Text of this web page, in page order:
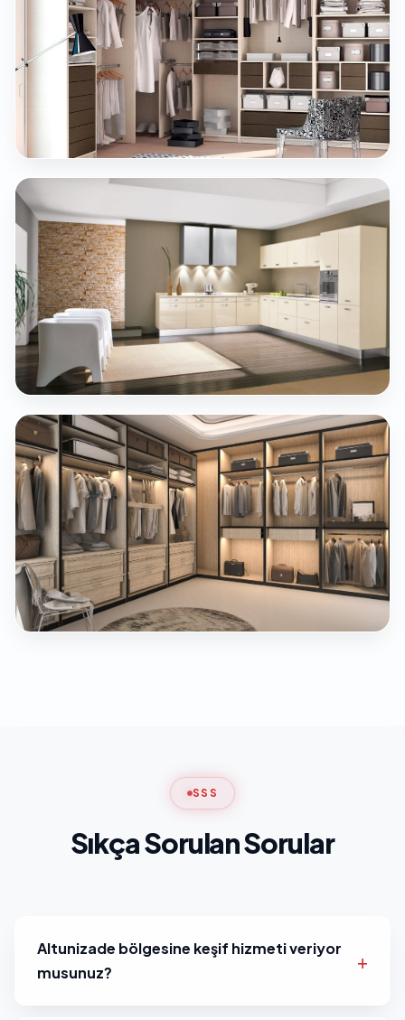
SSS
Sıkça Sorulan Sorular
Altunizade bölgesine keşif hizmeti veriyor
musunuz?